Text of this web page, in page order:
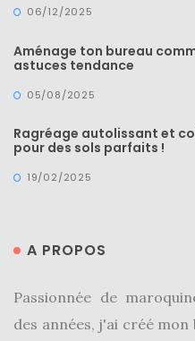
06/12/2025
Aménage ton bureau
astuces tendance
05/08/2025
Ragréage autolissant et
pour des sols parfaits !
19/02/2025
A PROPOS
Passionnée de
des années, j'ai créé mon